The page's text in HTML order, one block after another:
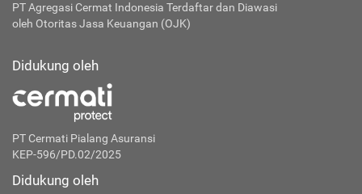
PT Agregasi Cermat Indonesia Terdaftar dan Diawasi
oleh Otoritas Jasa Keuangan (OJK)
Didukung oleh
PT Cermati Pialang Asuransi
KEP-596/PD.02/2025
Didukung oleh